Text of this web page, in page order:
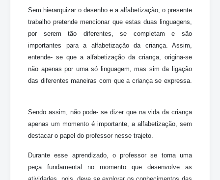
Sem hierarquizar o desenho e a alfabetização, o presente
trabalho pretende mencionar que estas duas linguagens,
por serem tão diferentes, se completam e são
importantes para a alfabetização da criança. Assim,
entende- se que a alfabetização da criança, origina-se
não apenas por uma só linguagem, mas sim da ligação
das diferentes maneiras com que a criança se expressa.
Sendo assim, não pode- se dizer que na vida da criança
apenas um momento é importante, a alfabetização, sem
destacar o papel do professor nesse trajeto.
Durante esse aprendizado, o professor se torna uma
peça fundamental no momento que desenvolve as